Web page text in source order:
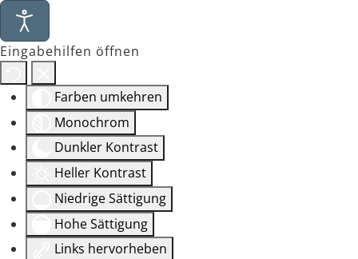
Eingabehilfen öffnen
Farben umkehren
Monochrom
Dunkler Kontrast
Heller Kontrast
Niedrige Sättigung
Hohe Sättigung
Links hervorheben